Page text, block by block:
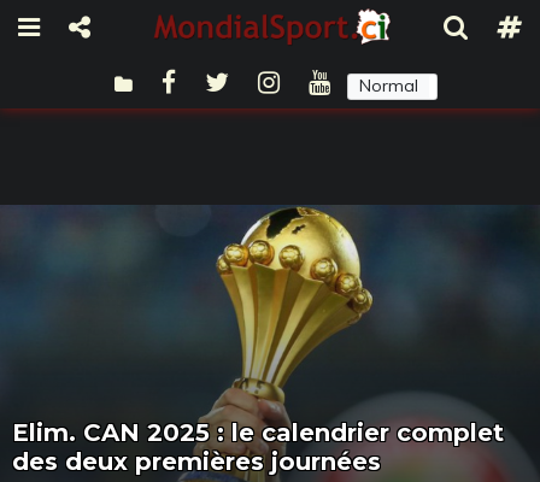
Normal
Elim. CAN 2025 : le calendrier complet
des deux premières journées